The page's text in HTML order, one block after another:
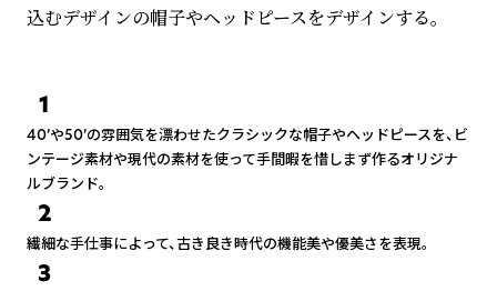
込むデザインの帽子やヘッドピースをデザインする。
1
40’や50’の雰囲気を漂わせたクラシックな帽子やヘッドピースを、ビ
ンテージ素材や現代の素材を使って手間暇を惜しまず作るオリジナ
ルブランド。
2
繊細な手仕事によって、古き良き時代の機能美や優美さを表現。
3